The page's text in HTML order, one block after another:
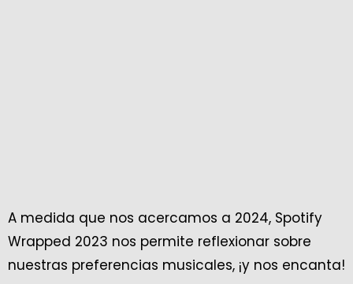
A medida que nos acercamos a 2024, Spotify
Wrapped 2023 nos permite reflexionar sobre
nuestras preferencias musicales, ¡y nos encanta!